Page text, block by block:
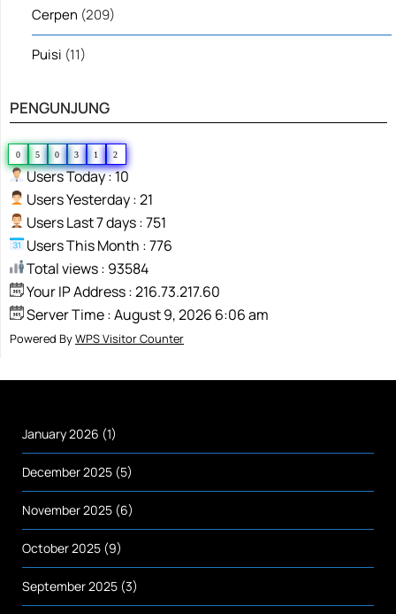
Cerpen (209)
Puisi (11)
PENGUNJUNG
0 5 0 3 1 2
Users Today : 10
Users Yesterday : 21
Users Last 7 days : 751
Users This Month : 776
Total views : 93584
Your IP Address : 216.73.217.60
Server Time : August 9, 2026 6:06 am
Powered ByWPS Visitor Counter
January 2026 (1)
December 2025 (5)
November 2025 (6)
October 2025 (9)
September 2025 (3)